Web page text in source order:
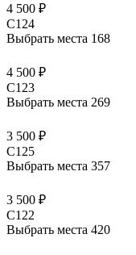
4 500 ₽
C124
Выбрать места 168
4 500 ₽
C123
Выбрать места 269
3 500 ₽
C125
Выбрать места 357
3 500 ₽
C122
Выбрать места 420